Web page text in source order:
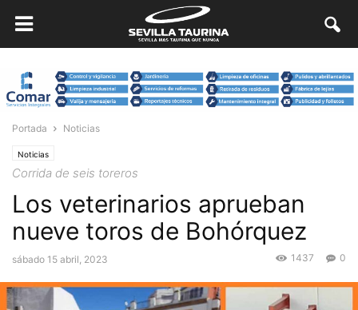
Portada Noticias
Noticias
Corrida de seis toreros
Los veterinarios aprueban
nueve toros de Bohórquez
sábado 15 abril, 2023 0
1437